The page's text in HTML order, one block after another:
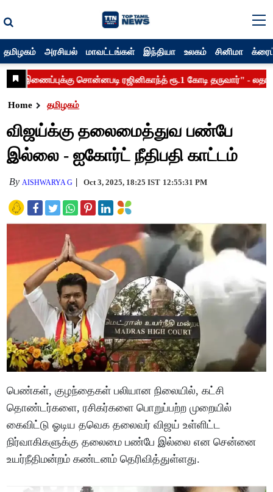
தமிழகம் அரசியல் மாவட்டங்கள் இந்தியா உலகம் சினிமா
Home தமிழகம்
விஜய்க்கு தலைமைத்துவ பண்பே
இல்லை - ஐகோர்ட் நீதிபதி காட்டம்
By AISHWARYA G Oct 3, 2025, 18:25 IST 12:55:31 PM
பெண்கள், குழந்தைகள் பலியான நிலையில், கட்சி
தொண்டர்களை, ரசிகர்களை பொறுப்பற்ற முறையில்
கைவிட்டு ஓடிய தவெக தலைவர் விஜய் உள்ளிட்ட
நிர்வாகிகளுக்கு தலைமை பண்பே இல்லை என சென்னை
உயர்நீதிமன்றம் கண்டனம் தெரிவித்துள்ளது.